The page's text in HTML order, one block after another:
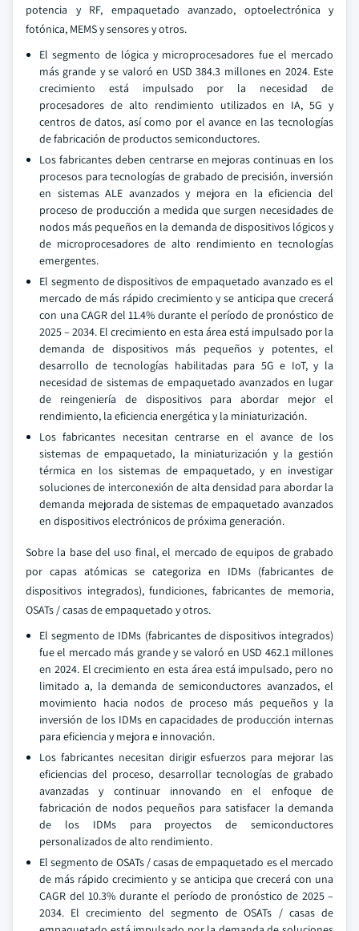
potencia y RF, empaquetado avanzado, optoelectrónica y
fotónica, MEMS y sensores y otros.
El segmento de lógica y microprocesadores fue el mercado
más grande y se valoró en USD 384.3 millones en 2024. Este
crecimiento está impulsado por la necesidad de
procesadores de alto rendimiento utilizados en IA, 5G y
centros de datos, así como por el avance en las tecnologías
de fabricación de productos semiconductores.
Los fabricantes deben centrarse en mejoras continuas en los
procesos para tecnologías de grabado de precisión, inversión
en sistemas ALE avanzados y mejora en la eficiencia del
proceso de producción a medida que surgen necesidades de
nodos más pequeños en la demanda de dispositivos lógicos y
de microprocesadores de alto rendimiento en tecnologías
emergentes.
El segmento de dispositivos de empaquetado avanzado es el
mercado de más rápido crecimiento y se anticipa que crecerá
con una CAGR del 11.4% durante el período de pronóstico de
2025 – 2034. El crecimiento en esta área está impulsado por la
demanda de dispositivos más pequeños y potentes, el
desarrollo de tecnologías habilitadas para 5G e IoT, y la
necesidad de sistemas de empaquetado avanzados en lugar
de reingeniería de dispositivos para abordar mejor el
rendimiento, la eficiencia energética y la miniaturización.
Los fabricantes necesitan centrarse en el avance de los
sistemas de empaquetado, la miniaturización y la gestión
térmica en los sistemas de empaquetado, y en investigar
soluciones de interconexión de alta densidad para abordar la
demanda mejorada de sistemas de empaquetado avanzados
en dispositivos electrónicos de próxima generación.
Sobre la base del uso final, el mercado de equipos de grabado
por capas atómicas se categoriza en IDMs (fabricantes de
dispositivos integrados), fundiciones, fabricantes de memoria,
OSATs / casas de empaquetado y otros.
El segmento de IDMs (fabricantes de dispositivos integrados)
fue el mercado más grande y se valoró en USD 462.1 millones
en 2024. El crecimiento en esta área está impulsado, pero no
limitado a, la demanda de semiconductores avanzados, el
movimiento hacia nodos de proceso más pequeños y la
inversión de los IDMs en capacidades de producción internas
para eficiencia y mejora e innovación.
Los fabricantes necesitan dirigir esfuerzos para mejorar las
eficiencias del proceso, desarrollar tecnologías de grabado
avanzadas y continuar innovando en el enfoque de
fabricación de nodos pequeños para satisfacer la demanda
de los IDMs para proyectos de semiconductores
personalizados de alto rendimiento.
El segmento de OSATs / casas de empaquetado es el mercado
de más rápido crecimiento y se anticipa que crecerá con una
CAGR del 10.3% durante el período de pronóstico de 2025 –
2034. El crecimiento del segmento de OSATs / casas de